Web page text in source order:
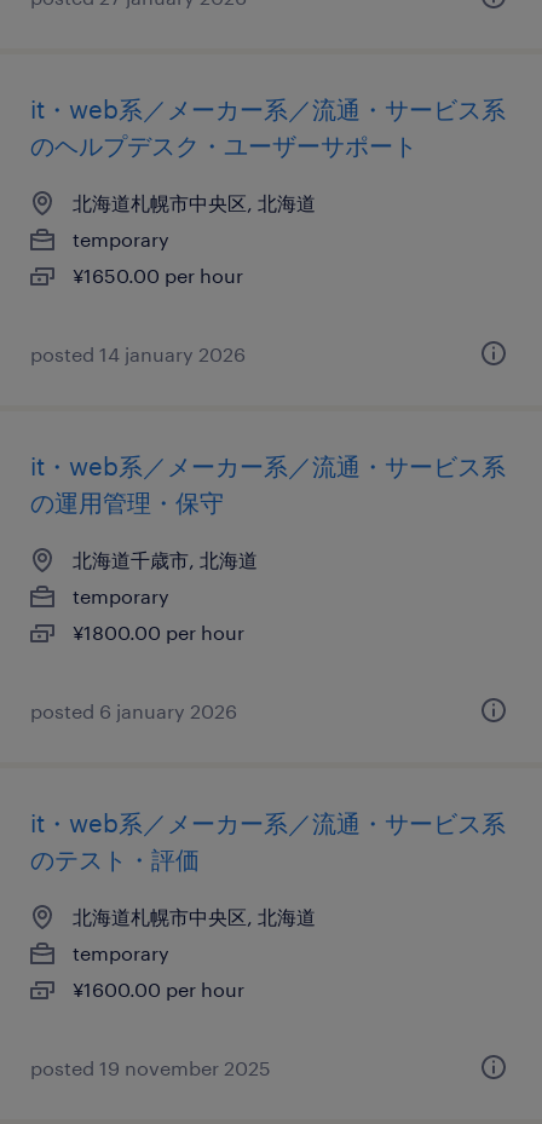
it・web系／メーカー系／流通・サービス系
のヘルプデスク・ユーザーサポート
北海道札幌市中央区, 北海道
temporary
¥1650.00 per hour
posted 14 january 2026
it・web系／メーカー系／流通・サービス系
の運用管理・保守
北海道千歳市, 北海道
temporary
¥1800.00 per hour
posted 6 january 2026
it・web系／メーカー系／流通・サービス系
のテスト・評価
北海道札幌市中央区, 北海道
temporary
¥1600.00 per hour
posted 19 november 2025